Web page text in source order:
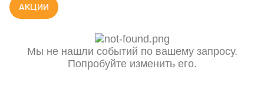
АКЦИИ
Мы не нашли событий по вашему запросу.
Попробуйте изменить его.